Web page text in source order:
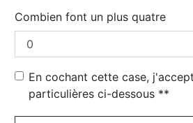
Combien font un plus quatre
En cochant cette case,
particulières ci-dessous **